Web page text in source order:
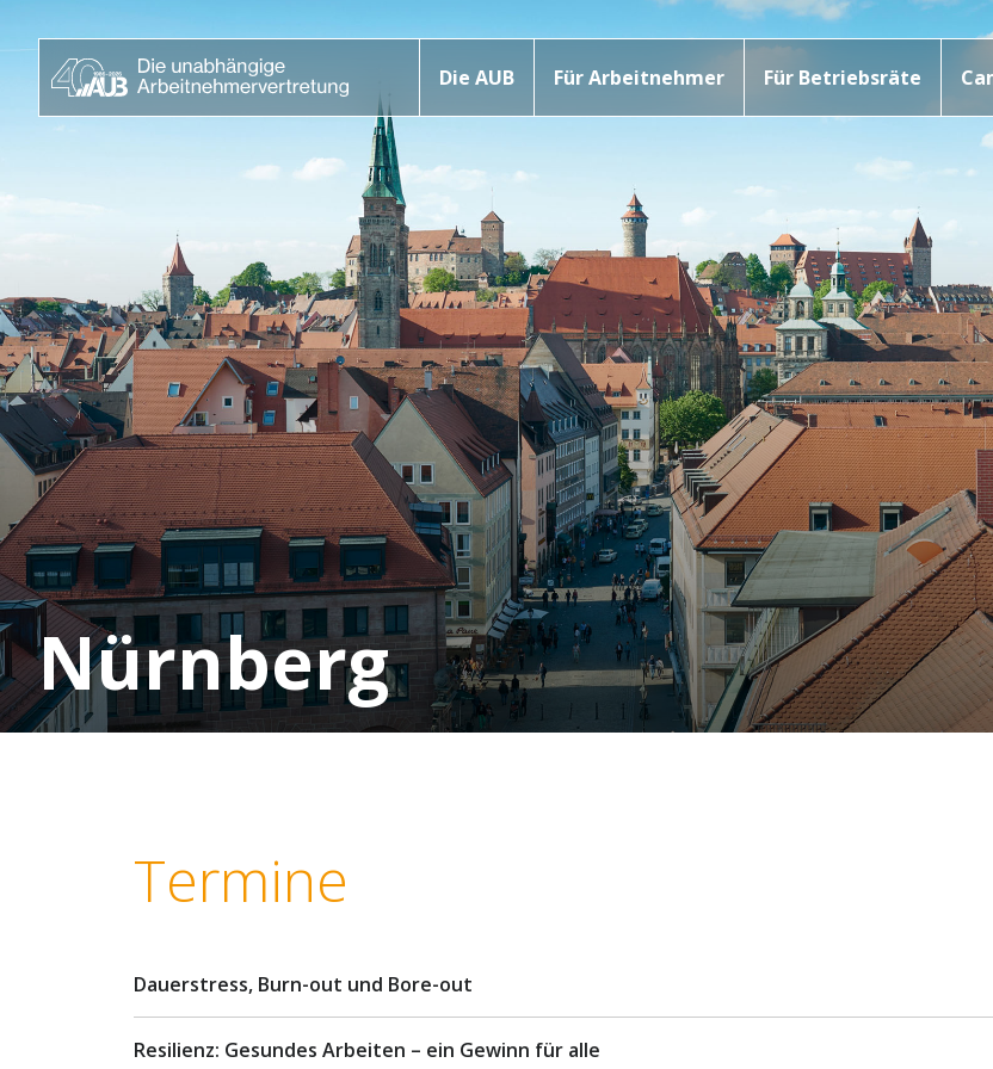
Die AUB Für Arbeitnehmer Für Betriebsräte
Nürnberg
Termine
Dauerstress, Burn-out und Bore-out
Resilienz: Gesundes Arbeiten – ein Gewinn für alle